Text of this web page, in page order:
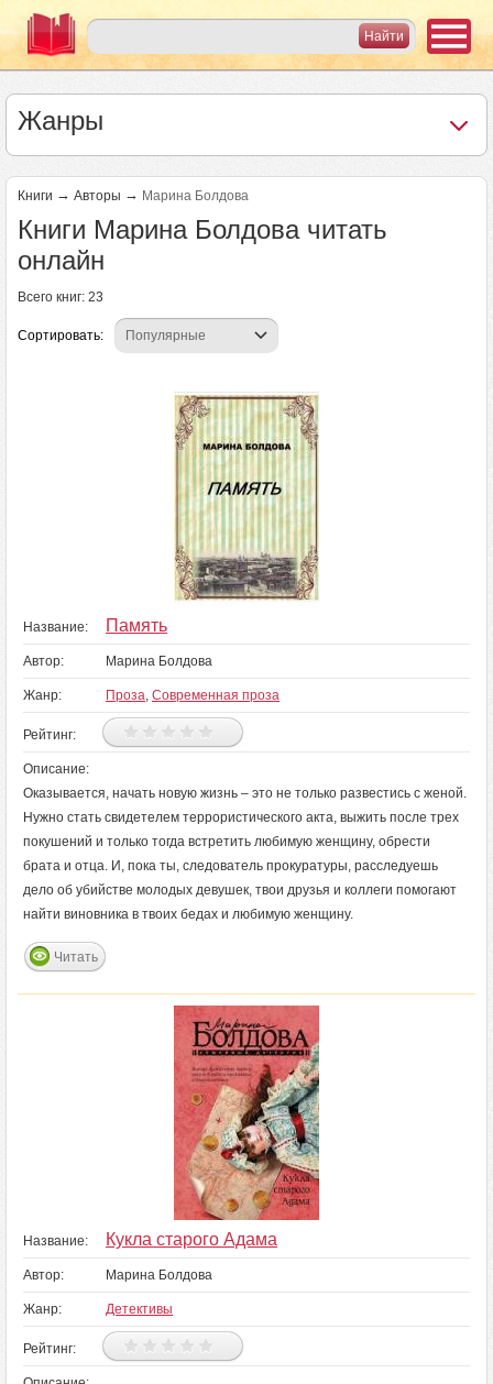
Жанры
Книги → Авторы → Марина Болдова
Книги Марина Болдова читать
онлайн
Всего книг: 23
Сортировать:
Название: Память
Автор: Марина Болдова
Жанр: Проза, Современная проза
Рейтинг:
Описание:
Оказывается, начать новую жизнь – это не только развестись с женой.
Нужно стать свидетелем террористического акта, выжить после трех
покушений и только тогда встретить любимую женщину, обрести
брата и отца. И, пока ты, следователь прокуратуры, расследуешь
дело об убийстве молодых девушек, твои друзья и коллеги помогают
найти виновника в твоих бедах и любимую женщину.
Читать
Название: Кукла старого Адама
Автор: Марина Болдова
Жанр: Детективы
Рейтинг:
Страницы